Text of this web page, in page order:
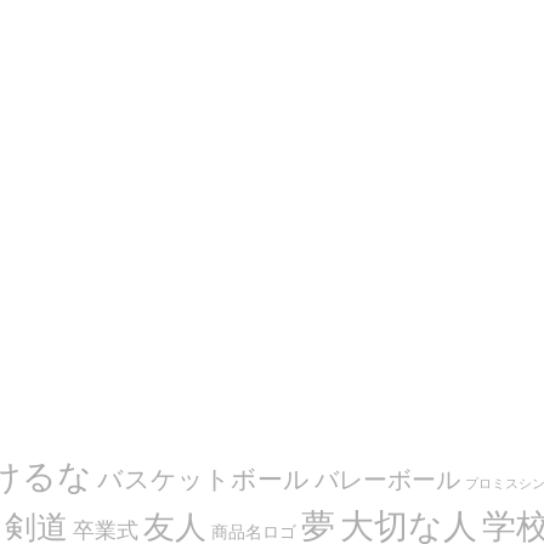
るな バスケットボール バレーボール プロミスシ
剣道 卒業式 友人 商品名ロゴ 夢 大切な人 学